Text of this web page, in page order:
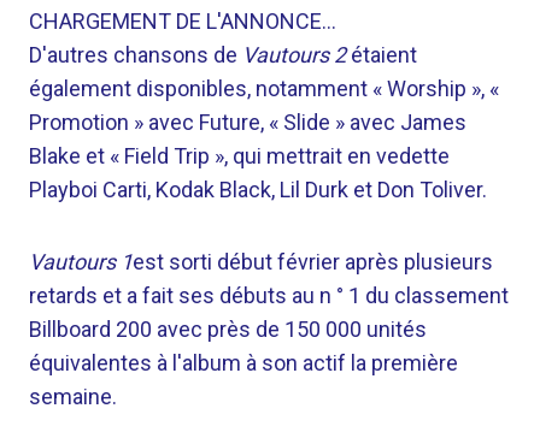
CHARGEMENT DE L'ANNONCE…
D'autres chansons de Vautours 2étaient
également disponibles, notamment « Worship », «
Promotion » avec Future, « Slide » avec James
Blake et « Field Trip », qui mettrait en vedette
Playboi Carti, Kodak Black, Lil Durk et Don Toliver.
Vautours 1est sorti début février après plusieurs
retards et a fait ses débuts au n ° 1 du classement
Billboard 200 avec près de 150 000 unités
équivalentes à l'album à son actif la première
semaine.